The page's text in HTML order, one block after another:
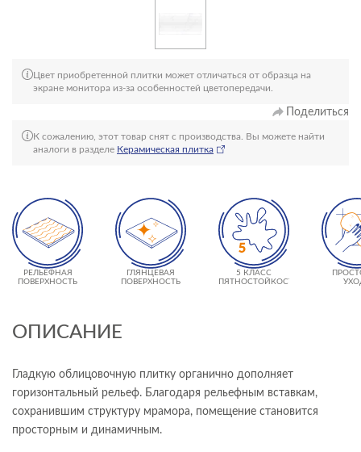
Цвет приобретенной плитки может отличаться от образца на
экране монитора из-за особенностей цветопередачи.
Поделиться
К сожалению, этот товар снят с производства. Вы можете найти
аналоги в разделе Керамическая плитка
РЕЛЬЕФНАЯ
ПОВЕРХНОСТЬ
ГЛЯНЦЕВАЯ
ПОВЕРХНОСТЬ
5 КЛАСС
ПЯТНОСТОЙКОСТИ
ОПИСАНИЕ
Гладкую облицовочную плитку органично дополняет
горизонтальный рельеф. Благодаря рельефным вставкам,
сохранившим структуру мрамора, помещение становится
просторным и динамичным.